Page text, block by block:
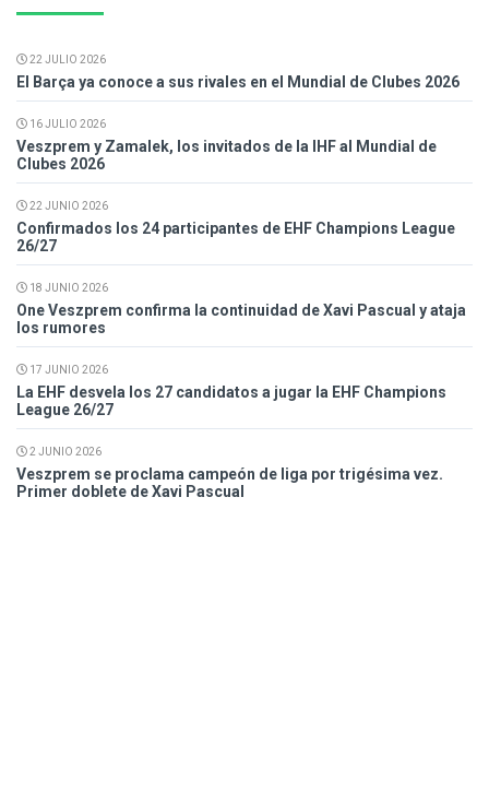
22 JULIO 2026
El Barça ya conoce a sus rivales en el Mundial de Clubes 2026
16 JULIO 2026
Veszprem y Zamalek, los invitados de la IHF al Mundial de
Clubes 2026
22 JUNIO 2026
Confirmados los 24 participantes de EHF Champions League
26/27
18 JUNIO 2026
One Veszprem confirma la continuidad de Xavi Pascual y ataja
los rumores
17 JUNIO 2026
La EHF desvela los 27 candidatos a jugar la EHF Champions
League 26/27
2 JUNIO 2026
Veszprem se proclama campeón de liga por trigésima vez.
Primer doblete de Xavi Pascual